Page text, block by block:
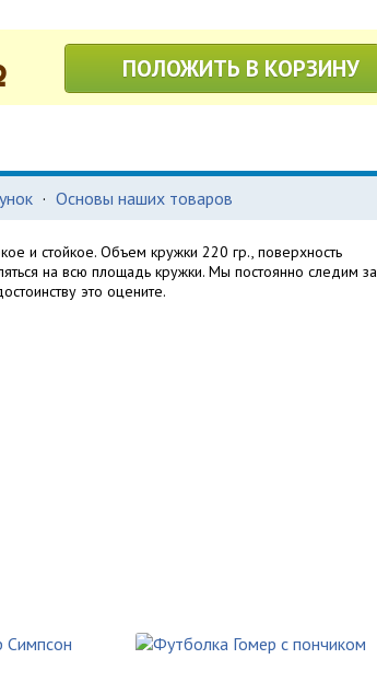
ПОЛОЖИТЬ В КОРЗИНУ
· Основы наших товаров
и стойкое. Объем кружки 220 гр., поверхность
на всю площадь кружки. Мы постоянно следим за
это оцените.